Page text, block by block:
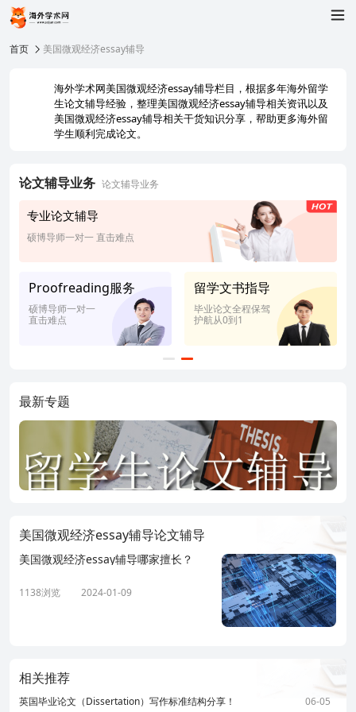
首页 美国微观经济essay辅导
海外学术网美国微观经济essay辅导栏目，根据多年海外留学
生论文辅导经验，整理美国微观经济essay辅导相关资讯以及
美国微观经济essay辅导相关干货知识分享，帮助更多海外留
学生顺利完成论文。
论文辅导业务 论文辅导业务
专业论文辅导
硕博导师一对一 直击难点
Proofreading服务
硕博导师一对一
直击难点
留学文书指导
毕业论文全程保驾
护航从0到1
最新专题
美国微观经济essay辅导论文辅导
美国微观经济essay辅导哪家擅长？
1138浏览 2024-01-09
相关推荐
英国毕业论文（Dissertation）写作标准结构分享！ 06-05